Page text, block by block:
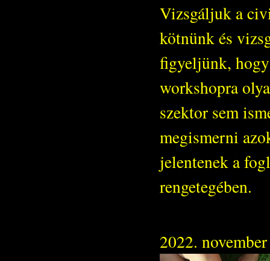
Vizsgáljuk a
kötnünk és
figyeljünk,
workshopra
szektor sem
megismerni
jelentenek a
rengetegében.
2022.